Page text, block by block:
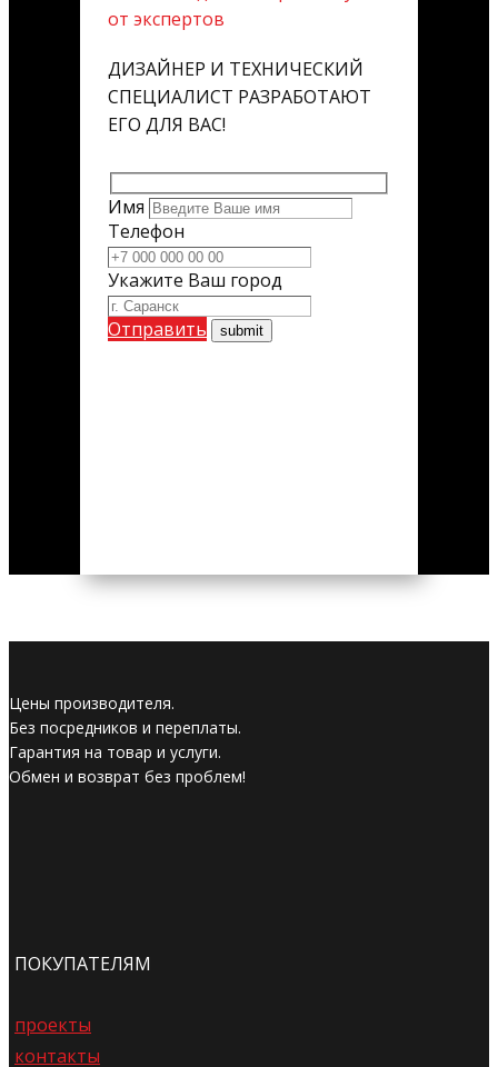
от экспертов
ДИЗАЙНЕР И ТЕХНИЧЕСКИЙ
СПЕЦИАЛИСТ РАЗРАБОТАЮТ
ЕГО ДЛЯ ВАС!
Имя
Телефон
Укажите Ваш город
Отправить
Цены производителя.
Без посредников и переплаты.
Гарантия на товар и услуги.
Обмен и возврат без проблем!
ПОКУПАТЕЛЯМ
проекты
контакты